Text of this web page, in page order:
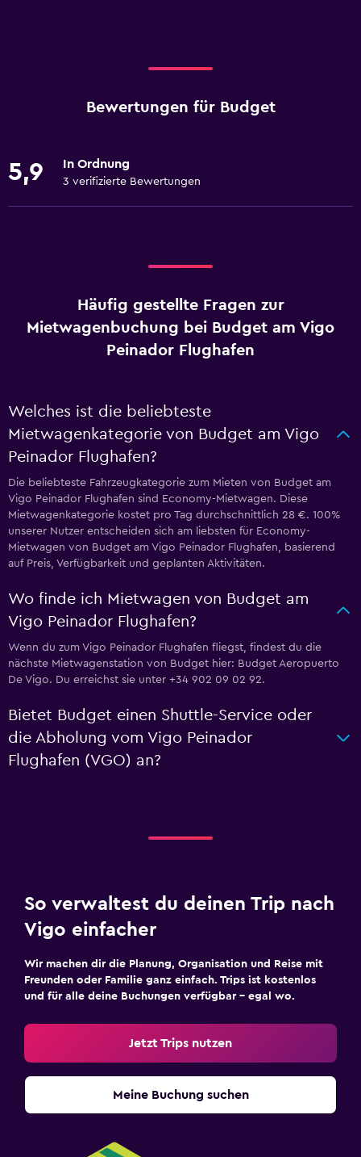
Bewertungen für Budget
5,9 In Ordnung
3 verifizierte Bewertungen
Häufig gestellte Fragen zur
Mietwagenbuchung bei Budget am Vigo
Peinador Flughafen
Welches ist die beliebteste
Mietwagenkategorie von Budget am Vigo
Peinador Flughafen?
Die beliebteste Fahrzeugkategorie zum Mieten von Budget am
Vigo Peinador Flughafen sind Economy-Mietwagen. Diese
Mietwagenkategorie kostet pro Tag durchschnittlich 28 €. 100%
unserer Nutzer entscheiden sich am liebsten für Economy-
Mietwagen von Budget am Vigo Peinador Flughafen, basierend
auf Preis, Verfügbarkeit und geplanten Aktivitäten.
Wo finde ich Mietwagen von Budget am
Vigo Peinador Flughafen?
Wenn du zum Vigo Peinador Flughafen fliegst, findest du die
nächste Mietwagenstation von Budget hier: Budget Aeropuerto
De Vigo. Du erreichst sie unter +34 902 09 02 92.
Bietet Budget einen Shuttle-Service oder
die Abholung vom Vigo Peinador
Flughafen (VGO) an?
So verwaltest du deinen Trip nach
Vigo einfacher
Wir machen dir die Planung, Organisation und Reise mit
Freunden oder Familie ganz einfach. Trips ist kostenlos
und für alle deine Buchungen verfügbar – egal wo.
Jetzt Trips nutzen
Meine Buchung suchen